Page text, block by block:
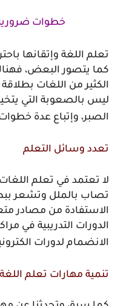
خطوات ضرورية
تعلم اللغة وإتقانها
كما يتصور البعض،
الكثير من اللغات بطلاقة
ليس بالصعوبة التي
الصبر، وإتباع عدة
تعدد وسائل التعلم
لا تعتمد في تعلم
تصاب بالملل وتشعر
الاستفادة من مصادر
الدورات التدريبية في
الانضمام لدورات
تنمية مهارات تعلم اللغة